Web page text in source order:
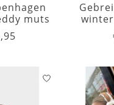
muts